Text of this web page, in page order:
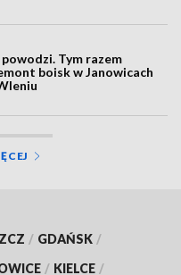
Tym razem
boisk w Janowicach
/ GDAŃSK /
/ KIELCE /